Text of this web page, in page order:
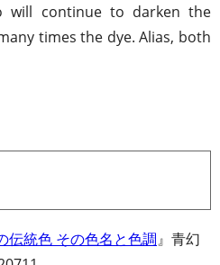
will continue to darken the
times the dye. Alias​​, both
伝統色 その色名と色調』青幻